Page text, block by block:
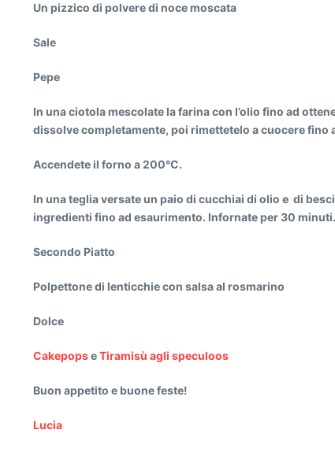
Un pizzico di polvere di noce moscata
Sale
Pepe
In una ciotola mescolate la farina con l’olio fino ad
dissolve completamente, poi rimettetelo a cuocere fino
Accendete il forno a 200°C.
In una teglia versate un paio di cucchiai di olio e di
ingredienti fino ad esaurimento. Infornate per 30 minuti.
Secondo Piatto
Polpettone di lenticchie con salsa al rosmarino
Dolce
CakepopseTiramisù agli speculoos
Buon appetito e buone feste!
Lucia